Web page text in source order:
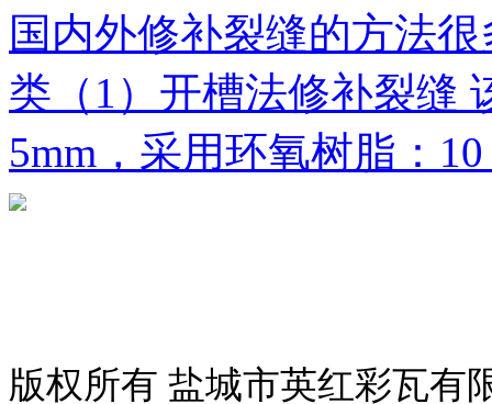
国内外修补裂缝的方法
类（1）开槽法修补裂缝
5mm，采用环氧树脂：
版权所有 盐城市英红彩瓦有